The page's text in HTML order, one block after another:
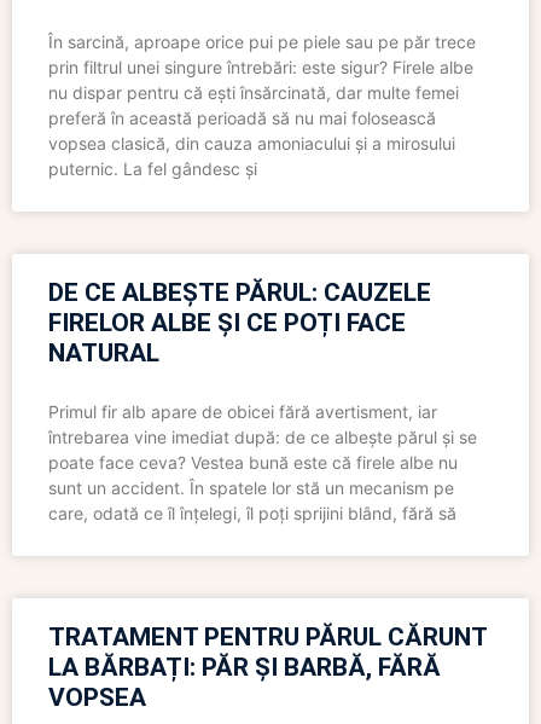
În sarcină, aproape orice pui pe piele sau pe păr trece
prin filtrul unei singure întrebări: este sigur? Firele albe
nu dispar pentru că ești însărcinată, dar multe femei
preferă în această perioadă să nu mai folosească
vopsea clasică, din cauza amoniacului și a mirosului
puternic. La fel gândesc și
DE CE ALBEȘTE PĂRUL: CAUZELE
FIRELOR ALBE ȘI CE POȚI FACE
NATURAL
Primul fir alb apare de obicei fără avertisment, iar
întrebarea vine imediat după: de ce albește părul și se
poate face ceva? Vestea bună este că firele albe nu
sunt un accident. În spatele lor stă un mecanism pe
care, odată ce îl înțelegi, îl poți sprijini blând, fără să
TRATAMENT PENTRU PĂRUL CĂRUNT
LA BĂRBAȚI: PĂR ȘI BARBĂ, FĂRĂ
VOPSEA